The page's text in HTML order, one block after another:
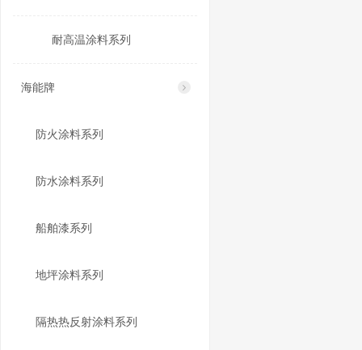
耐高温涂料系列
海能牌
防火涂料系列
防水涂料系列
船舶漆系列
地坪涂料系列
隔热热反射涂料系列